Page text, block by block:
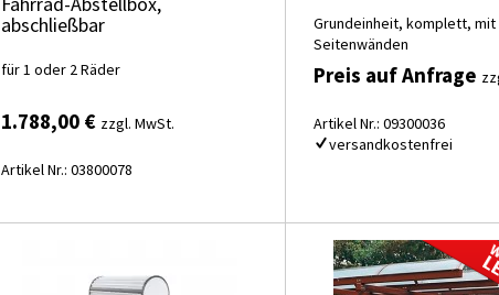
abschließbar
für 1 oder 2 Räder
1.788,00 € zzgl. MwSt.
Artikel Nr.: 03800078
Grundeinheit, komplett, mit
Seitenwänden
Preis auf Anfrage
Artikel Nr.: 09300036
versandkostenfrei